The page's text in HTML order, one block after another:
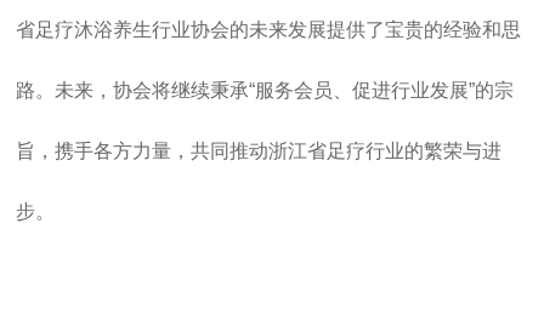
省足疗沐浴养生行业协会的未来发展提供了宝贵的经验和思
路。未来，协会将继续秉承“服务会员、促进行业发展”的宗
旨，携手各方力量，共同推动浙江省足疗行业的繁荣与进
步。